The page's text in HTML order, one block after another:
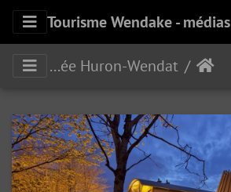
Tourisme Wendake - médias
Musée Huron-Wendat